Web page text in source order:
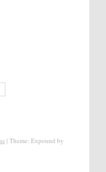
| Theme: Expound by